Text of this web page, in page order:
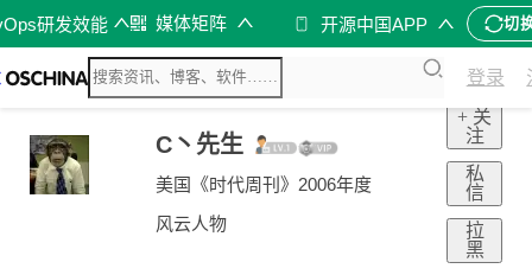
研发效能 媒体矩阵 开源中国APP 切
登录
C丶先生
美国《时代周刊》2006年度
风云人物
+ 关
注
私
信
拉
黑